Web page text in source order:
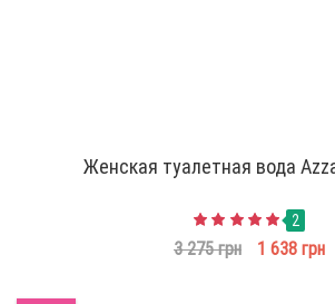
Женская туалетная вода
2
3 275 грн 1 638 грн